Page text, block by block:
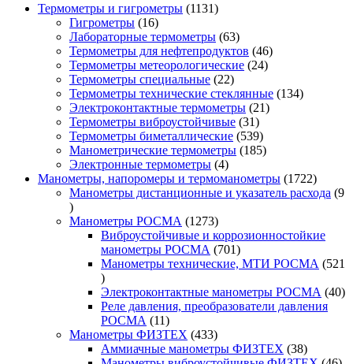
Термометры и гигрометры 11311131
Гигрометры 1616
товаров
Лабораторные термометры 6363
товара
Термометры для нефтепродуктов 4646
Термометры метеорологические 2424
Термометры специальные 2222
товара
Термометры технические стеклянные 134134
Электроконтактные термометры 2121
Термометры виброустойчивые 3131
товар
Термометры биметаллические 539539
товаров
Манометрические термометры 185185
Электронные термометры 44
товара
Манометры, напоромеры и термоманометры 17221722
товара
Манометры дистанционные и указатель расхода 9
9
товаров
Манометры РОСМА 12731273
товара
Виброустойчивые и коррозионностойкие
манометры РОСМА
701701
товар
Манометры технические, МТИ РОСМА
521
521
товар
Электроконтактные манометры РОСМА 4040
Реле давления, преобразователи давления
РОСМА
1111
товаров
Манометры ФИЗТЕХ 433433
товара
Аммиачные манометры ФИЗТЕХ 3838